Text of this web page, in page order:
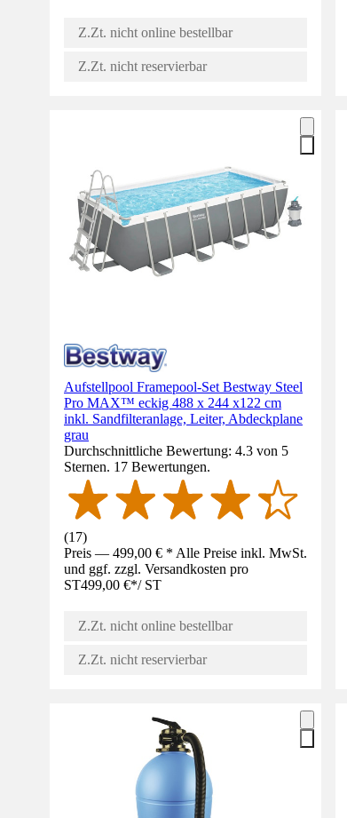
Z.Zt. nicht online bestellbar
Z.Zt. nicht reservierbar
Aufstellpool Framepool-Set Bestway Steel
Pro MAX™ eckig 488 x 244 x122 cm
inkl. Sandfilteranlage, Leiter, Abdeckplane
grau
Durchschnittliche Bewertung: 4.3 von 5
Sternen. 17 Bewertungen.
(17)
Preis — 499,00 € * Alle Preise inkl. MwSt.
und ggf. zzgl. Versandkosten pro
ST499,00 €*/ ST
Z.Zt. nicht online bestellbar
Z.Zt. nicht reservierbar